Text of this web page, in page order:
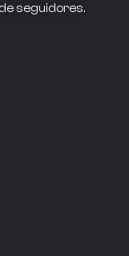
seguidores.